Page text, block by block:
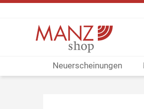
Neuerscheinungen